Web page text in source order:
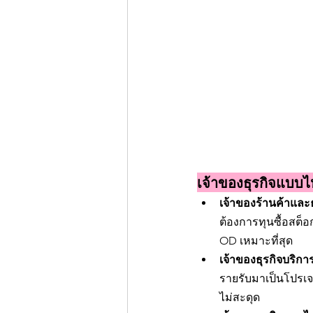
เจ้าของธุรกิจ
เจ้าของร้านค้าแล
ต้องการทุนซื้อสต็อ
OD เหมาะที่สุด
เจ้าของธุรกิจบริก
รายรับมาเป็นโปร
ไม่สะดุด